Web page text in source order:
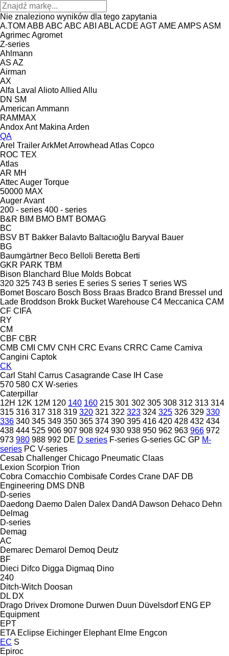
Nie znaleziono wyników dla tego zapytania
A.TOM ABB ABC ABC ABI ABLACDE AGTAME AMPS ASM
AgrimecAgromet
Z-series
Ahlmann
AS AZ
Airman
AX
Alfa Laval AliotoAllied Allu
DN SM
American Ammann
RAMMAX
AndoxAnt Makina Arden
QA
Arel TrailerArkMetArrowhead Atlas Copco
ROC TEX
Atlas
AR MH
AttecAuger Torque
50000 MAX
AugerAvant
200 - series 400 - series
B&R BIM BMO BMT BOMAG
BC
BSV BT Bakker Balavto Baltacıoğlu Baryval
Bauer
BG
Baumgärtner Beco Belloli Beretta Berti
GKR PARK TBM
Bison Blanchard Blue Molds Bobcat
320 325 743 B series E series S series T series WS
Bomet Boscaro Bosch Boss Braas Bradco Brand Bressel und
Lade Broddson Brokk Bucket Warehouse C4 Meccanica CAM
CF CIFA
RY
CM
CBF CBR
CMB CMI CMV CNH CRC Evans CRRC Came Camiva
Cangini Captok
CK
Carl Stahl Carrus Casagrande Case IH Case
570 580 CX W-series
Caterpillar
12H 12K 12M 120 140 160 215 301 302 305 308 312 313 314
315 316 317 318 319 320 321 322 323 324 325 326 329 330
336 340 345 349 350 365 374 390 395 416 420 428 432 434
438 444 525 906 907 908 924 930 938 950 962 963 966 972
973 980 988 992 DE D series F-series G-series GC GP M-
series PC V-series
Cesab Challenger Chicago Pneumatic Claas
Lexion Scorpion Trion
Cobra Comacchio Combisafe Cordes Crane DAF DB
Engineering DMS DNB
D-series
Daedong Daemo Dalen Dalex DandA Dawson Dehaco Dehn
Delmag
D-series
Demag
AC
Demarec Demarol Demoq Deutz
BF
Dieci Difco Digga Digmaq Dino
240
Ditch-Witch Doosan
DL DX
Drago Drivex Dromone Durwen Duun Düvelsdorf ENG EP
Equipment
EPT
ETA Eclipse Eichinger Elephant Elme Engcon
EC S
Epiroc